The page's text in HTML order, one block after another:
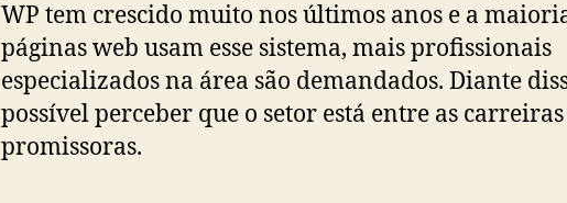
WP tem crescido muito nos últimos anos e a
páginas web usam esse sistema, mais profissionais
especializados na área são demandados. Diante
possível perceber que o setor está entre as
promissoras.